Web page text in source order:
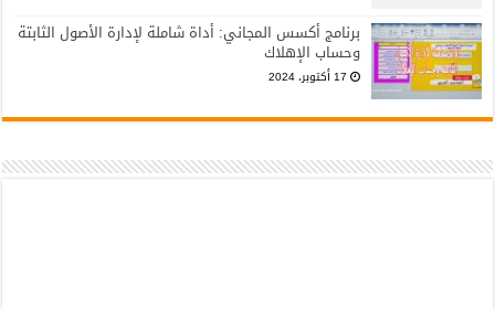
برنامج أكسس المجاني: أداة شاملة لإدارة الأصول الثابتة
وحساب الإهلاك
17 أكتوبر، 2024